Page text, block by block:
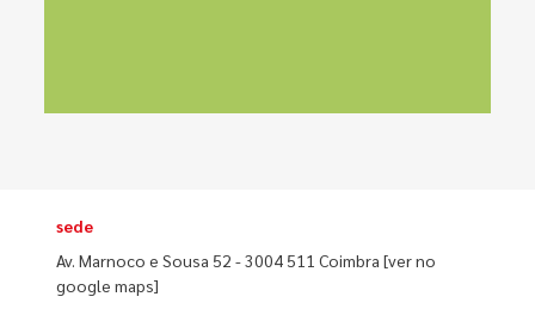
sede
Av. Marnoco e Sousa 52 - 3004 511 Coimbra[ver no
google maps]